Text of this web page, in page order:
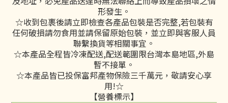
形發生。
☆收到包裹後請立即檢查各產品包裝是否完整,若包裝有
任何破損請勿食用並請保留原始包裝，並立即與客服人員
聯繫換貨等相關事宜。
☆本產品全程皆冷凍配送,配送範圍限台灣本島地區,外島
暫不接單。
☆本產品皆已投保富邦產物保險三千萬元，敬請安心享
用!☆
【營養標示】